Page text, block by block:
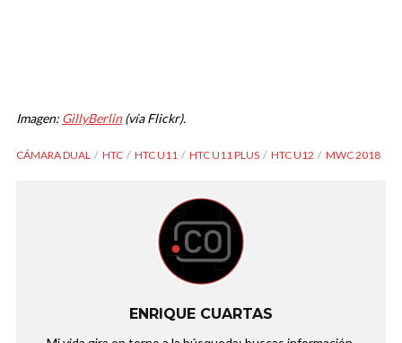
Imagen: GillyBerlin(vía Flickr).
CÁMARA DUAL HTC HTC U11 HTC U11 PLUS HTC U12 MWC 2018
ENRIQUE CUARTAS